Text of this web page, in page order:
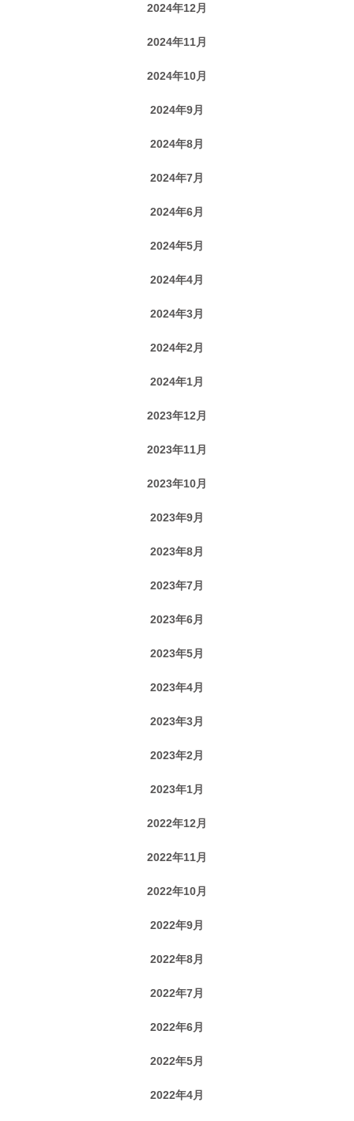
2024年12月
2024年11月
2024年10月
2024年9月
2024年8月
2024年7月
2024年6月
2024年5月
2024年4月
2024年3月
2024年2月
2024年1月
2023年12月
2023年11月
2023年10月
2023年9月
2023年8月
2023年7月
2023年6月
2023年5月
2023年4月
2023年3月
2023年2月
2023年1月
2022年12月
2022年11月
2022年10月
2022年9月
2022年8月
2022年7月
2022年6月
2022年5月
2022年4月